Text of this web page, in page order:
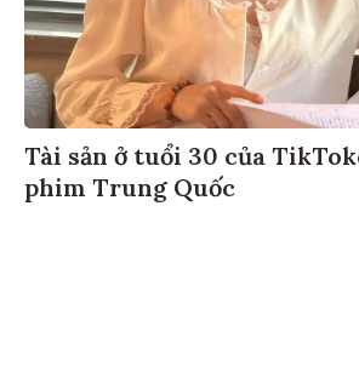
Tài sản ở tuổi 30 của
phim Trung Quốc